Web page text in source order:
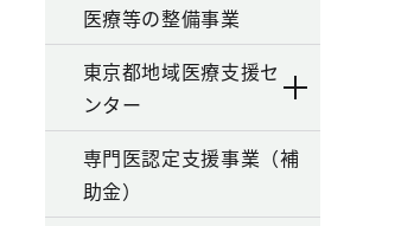
医療等の整備事業
東京都地域医療支援セ
ンター
専門医認定支援事業（補
助金）